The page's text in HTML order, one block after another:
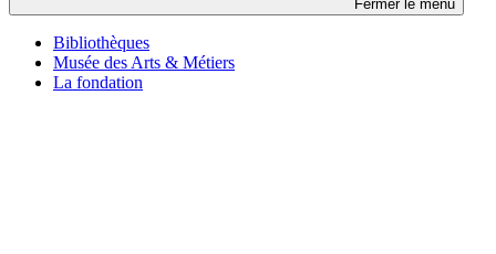
Fermer le menu
Bibliothèques
Musée des Arts & Métiers
La fondation